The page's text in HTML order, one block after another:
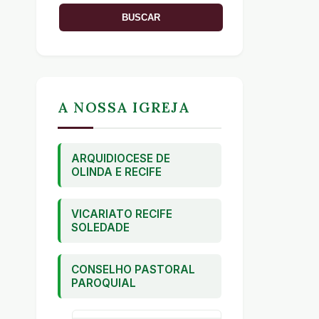
A NOSSA IGREJA
ARQUIDIOCESE DE
OLINDA E RECIFE
VICARIATO RECIFE
SOLEDADE
CONSELHO PASTORAL
PAROQUIAL